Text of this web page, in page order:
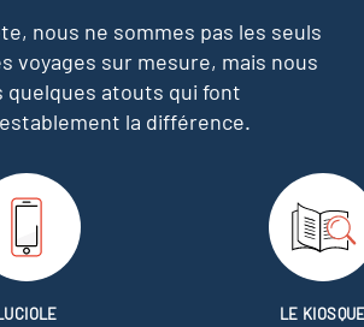
nous ne sommes pas les seuls
voyages sur mesure, mais nous
quelques atouts qui font
la différence.
LE